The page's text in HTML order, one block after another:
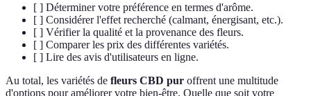
[ ] Déterminer votre préférence en termes d'arôme.
[ ] Considérer l'effet recherché (calmant, énergisant, etc.).
[ ] Vérifier la qualité et la provenance des fleurs.
[ ] Comparer les prix des différentes variétés.
[ ] Lire des avis d'utilisateurs en ligne.
Au total, les variétés de fleurs CBD pur offrent une multitude
d'options pour améliorer votre bien-être. Quelle que soit votre